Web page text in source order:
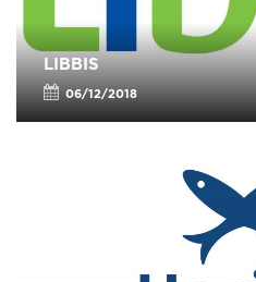
LIBBIS
06/12/2018